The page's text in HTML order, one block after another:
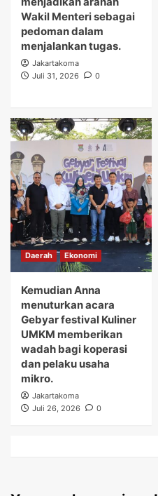
Wakil Menteri sebagai
pedoman dalam
menjalankan tugas.
Jakartakoma
Juli 31, 2026
0
Daerah Ekonomi
Kemudian Anna
menuturkan acara
Gebyar festival Kuliner
UMKM memberikan
wadah bagi koperasi
dan pelaku usaha
mikro.
Jakartakoma
Juli 26, 2026
0